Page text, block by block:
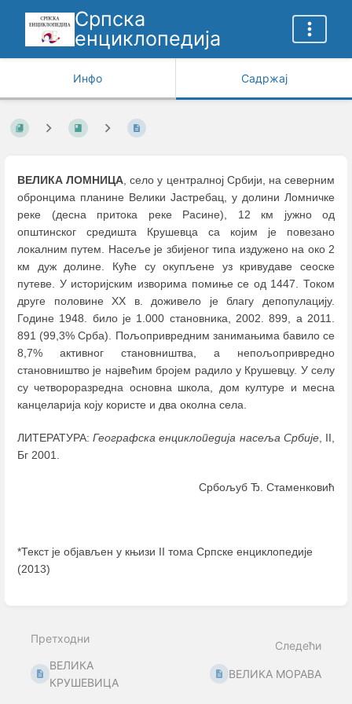
Српска
енциклопедија
Инфо Садржај
ВЕЛИКА ЛОМНИЦА, село у централној Србији, на северним
обронцима планине Велики Јастребац, у долини Ломничке
реке (десна притока реке Расине), 12 км јужно од
општинског средишта Крушевца са којим је повезано
локалним путем. Насеље је збијеног типа издужено на око 2
км дуж долине. Куће су окупљене уз кривудаве сеоске
путеве. У историјским изворима помиње се од 1447. Током
друге половине XX в. доживело је благу депопулацију.
Године 1948. било је 1.000 становника, 2002. 899, а 2011.
891 (99,3% Срба). Пољопривредним занимањима бавило се
8,7% активног становништва, а непољопривредно
становништво је највећим бројем радило у Крушевцу. У селу
су четвороразредна основна школа, дом културе и месна
канцеларија коју користе и два околна села.
ЛИТЕРАТУРА:Географска енциклопедија насеља Србије, II,
Бг 2001.
Србољуб Ђ. Стаменковић
*Текст је објављен у књизи II тома Српске енциклопедије
(2013)
mode
Претходни
ВЕЛИКА
КРУШЕВИЦА
Следећи
ВЕЛИКА МОРАВА